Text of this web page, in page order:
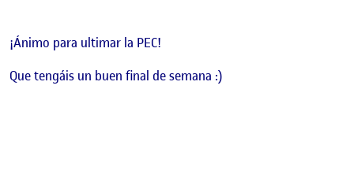
¡Ánimo para ultimar la PEC!
Que tengáis un buen final de semana :)